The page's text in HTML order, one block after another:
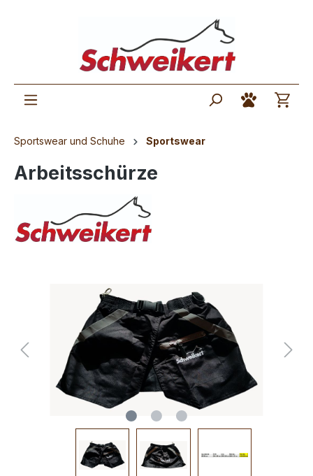
Sportswear und Schuhe Sportswear
Arbeitsschürze